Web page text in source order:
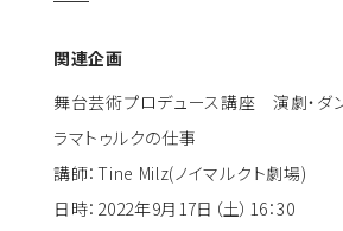
関連企画
舞台芸術プロデュース講座 演劇・
ラマトゥルクの仕事
講師：Tine Milz(ノイマルクト劇場)
日時：2022年9月17日（土）16：30